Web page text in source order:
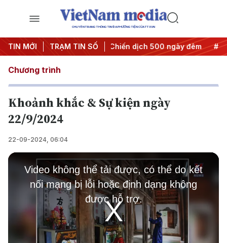
CHUYÊN TRANG THÔNG TIN ĐA PHƯƠNG TIỆN CỦA TTXVN
TIN MỚI TRẠM TIN SỐ
thành hành động #Chiến dịch 500 ngày đêm #Chống
Chương trình
Khoảnh khắc & Sự kiện ngày
22/9/2024
22-09-2024, 06:04
Play
This
window.
Video không thể tải được, có thể do kết
nối mạng bị lỗi hoặc định dạng không
được hỗ trợ.